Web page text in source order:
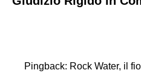
Pingback: Rock Water, il